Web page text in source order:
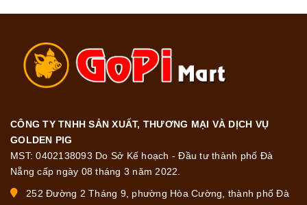
CÔNG TY TNHH SẢN XUẤT, THƯƠNG MẠI VÀ DỊCH VỤ
GOLDEN PIG
MST: 0402138093 Do Sở Kế hoạch - Đầu tư thành phố Đà
Nẵng cấp ngày 08 tháng 3 năm 2022.
252 Đường 2 Tháng 9, phường Hòa Cường, thành phố Đà